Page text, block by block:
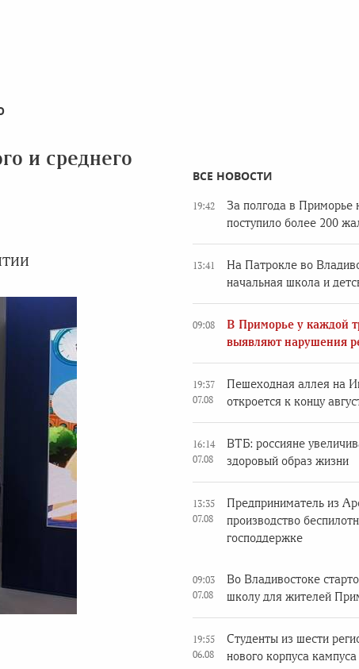
и среднего
ВСЕ НОВОСТИ
19:42
За полгода в Приморье
поступило более 200
13:41
На Патрокле во
начальная школа и
09:08
В Приморье у каждой
выявляют нарушения
19:37
07.08
Пешеходная аллея на
откроется к концу
16:14
07.08
ВТБ: россияне
здоровый образ жизни
13:35
07.08
Предприниматель из
производство
господдержке
09:03
07.08
Во Владивостоке
школу для жителей
19:55
06.08
Студенты из шести
нового корпуса